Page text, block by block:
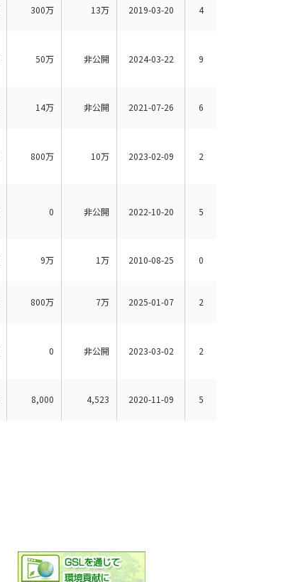
300万 13万 2019-03-20 4
50万 非公開 2024-03-22 9
14万 非公開 2021-07-26 6
800万 10万 2023-02-09 2
0 非公開 2022-10-20 5
9万 1万 2010-08-25 0
800万 7万 2025-01-07 2
0 非公開 2023-03-02 2
8,000 4,523 2020-11-09 5